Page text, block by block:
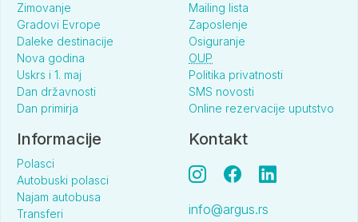
Zimovanje
Gradovi Evrope
Daleke destinacije
Nova godina
Uskrs i 1. maj
Dan državnosti
Dan primirja
Mailing lista
Zaposlenje
Osiguranje
OUP
Politika privatnosti
SMS novosti
Online rezervacije uputstvo
Informacije
Polasci
Autobuski polasci
Najam autobusa
Transferi
Kontakt
info@argus.rs